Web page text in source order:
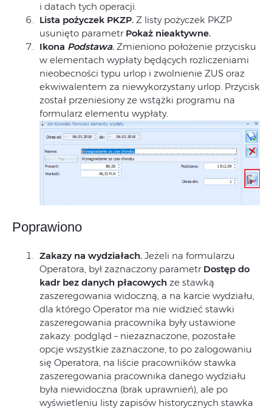
i datach tych operacji.
Lista pożyczek PKZP. Z listy pożyczek PKZP
usunięto parametr Pokaż nieaktywne.
Ikona Podstawa. Zmieniono położenie przycisku
w elementach wypłaty będących rozliczeniami
nieobecności typu urlop i zwolnienie ZUS oraz
ekwiwalentem za niewykorzystany urlop. Przycisk
został przeniesiony ze wstążki programu na
formularz elementu wypłaty.
Poprawiono
Zakazy na wydziałach. Jeżeli na formularzu
Operatora, był zaznaczony parametr Dostęp do
kadr bez danych płacowych ze stawką
zaszeregowania widoczną, a na karcie wydziału,
dla którego Operator ma nie widzieć stawki
zaszeregowania pracownika były ustawione
zakazy: podgląd – niezaznaczone, pozostałe
opcje wszystkie zaznaczone, to po zalogowaniu
się Operatora, na liście pracowników stawka
zaszeregowania pracownika danego wydziału
była niewidoczna (brak uprawnień), ale po
wyświetleniu listy zapisów historycznych stawka